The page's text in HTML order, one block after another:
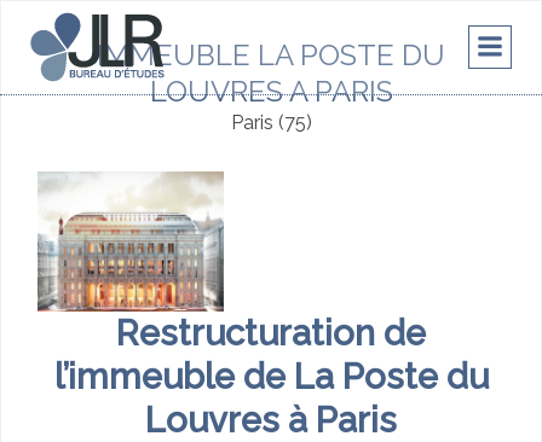
contenu
IMMEUBLE LA POSTE DU
LOUVRES A PARIS
Paris (75)
Restructuration de
l’immeuble de La Poste du
Louvres à Paris